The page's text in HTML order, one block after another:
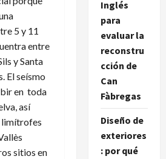
5 y 11
entre
y Santa
El seísmo
en toda
así
limítrofes
sitios en
Inglés
para
evaluar la
reconstru
cción de
Can
Fàbregas
Diseño de
exteriores
: por qué